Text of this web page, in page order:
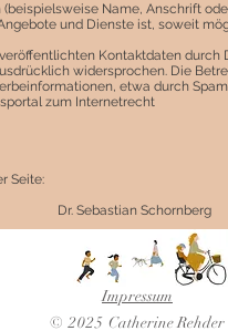
Name, Anschrift
und Dienste ist, soweit
Kontaktdaten
widersprochen. Die
etwa durch
zum Internetrecht
Seite:
Dr. Sebastian Schornberg
Impressum
© 2025Catherine Rehder